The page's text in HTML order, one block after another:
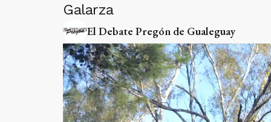
Galarza
El Debate Pregón de Gualeguay